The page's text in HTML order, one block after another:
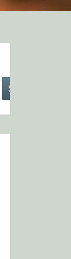
Suchen